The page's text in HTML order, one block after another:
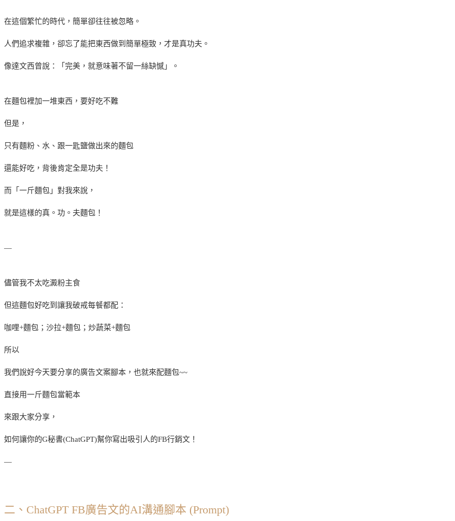
在這個繁忙的時代，簡單卻往往被忽略。
人們追求複雜，卻忘了能把東西做到簡單極致，才是真功夫。
像達文西曾說：「完美，就意味著不留一絲缺憾」。
在麵包裡加一堆東西，要好吃不難
但是，
只有麵粉、水、跟一匙鹽做出來的麵包
還能好吃，背後肯定全是功夫！
而「一斤麵包」對我來說，
就是這樣的真。功。夫麵包！
—
儘管我不太吃澱粉主食
但這麵包好吃到讓我破戒每餐都配：
咖哩+麵包；沙拉+麵包；炒蔬菜+麵包
所以
我們說好今天要分享的廣告文案腳本，也就來配麵包~~
直接用一斤麵包當範本
來跟大家分享，
如何讓你的G秘書(ChatGPT)幫你寫出吸引人的FB行銷文！
—
二、ChatGPT FB廣告文的AI溝通腳本 (Prompt)